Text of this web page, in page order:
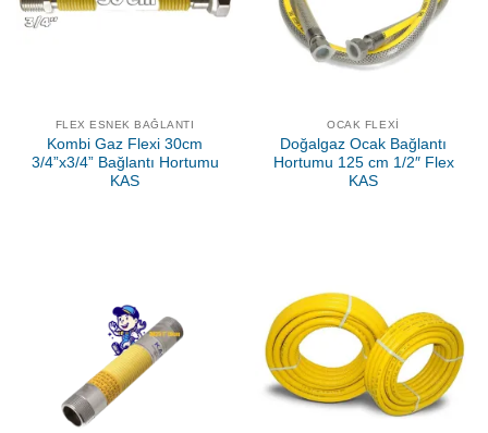
FLEX ESNEK BAĞLANTI
Kombi Gaz Flexi 30cm
3/4”x3/4” Bağlantı Hortumu
KAS
OCAK FLEXI
Doğalgaz Ocak Bağlantı
Hortumu 125 cm 1/2″ Flex
KAS